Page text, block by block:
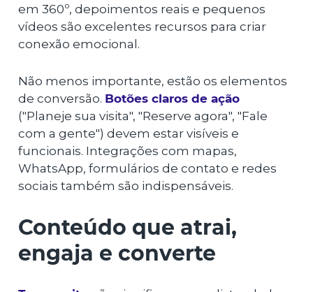
em 360º, depoimentos reais e pequenos
vídeos são excelentes recursos para criar
conexão emocional.
Não menos importante, estão os elementos
de conversão. Botões claros de ação
("Planeje sua visita", "Reserve agora", "Fale
com a gente") devem estar visíveis e
funcionais. Integrações com mapas,
WhatsApp, formulários de contato e redes
sociais também são indispensáveis.
Conteúdo que atrai,
engaja e converte